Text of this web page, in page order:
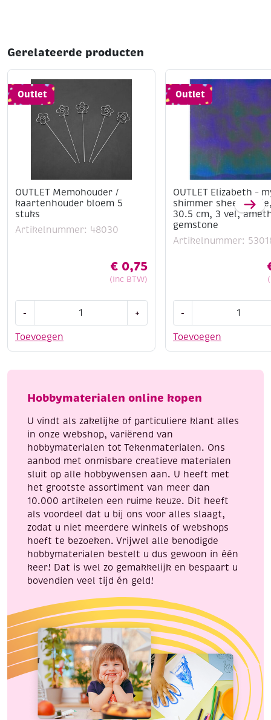
Gerelateerde producten
Outlet
OUTLET Memohouder /
kaartenhouder bloem 5
stuks
Artikelnummer: 48030
€ 0,75
(Inc BTW)
Toevoegen
-
/
5
aantal
+
Outlet
OUTLET Elizabeth –
shimmer sheetz
30.5 cm, 3 vel,
gemstone
Artikelnummer:
Toevoegen
-
-
sheetz
12.5
30.5
3
vel,
amethyst
gemstone
aantal
Hobbymaterialen online kopen
U vindt als zakelijke of particuliere klant alles
in onze webshop, variërend van
hobbymaterialen tot Tekenmaterialen. Ons
aanbod met onmisbare creatieve materialen
sluit op alle hobbywensen aan. U heeft met
het grootste assortiment van meer dan
10.000 artikelen een ruime keuze. Dit heeft
als voordeel dat u bij ons voor alles slaagt,
zodat u niet meerdere winkels of webshops
hoeft te bezoeken. Vrijwel alle benodigde
hobbymaterialen bestelt u dus gewoon in één
keer! Dat is wel zo gemakkelijk en bespaart u
bovendien veel tijd én geld!